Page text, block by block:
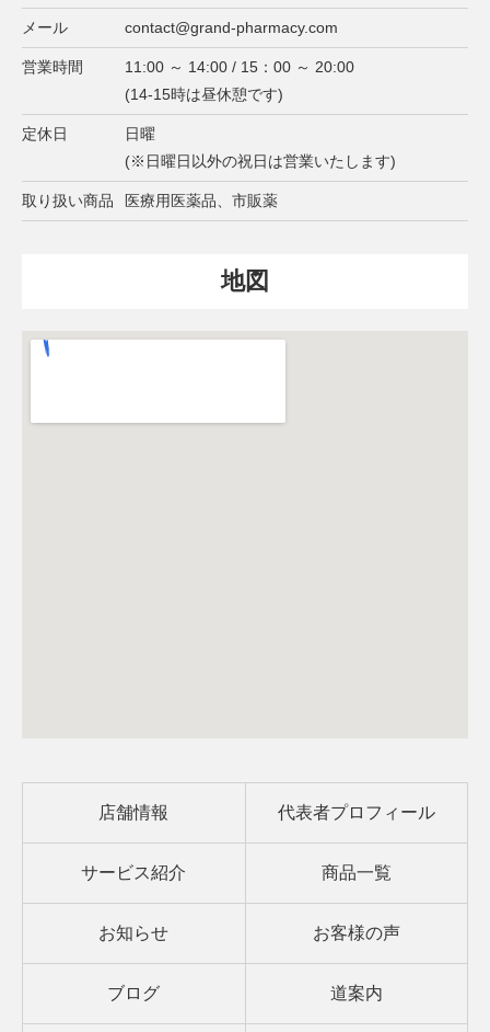
メール contact@grand-pharmacy.com
営業時間
11:00 ～ 14:00 / 15：00 ～ 20:00
(14-15時は昼休憩です)
定休日
日曜
(※日曜日以外の祝日は営業いたします)
取り扱い商品 医療用医薬品、市販薬
地図
店舗情報 代表者プロフィール
サービス紹介 商品一覧
お知らせ お客様の声
ブログ 道案内